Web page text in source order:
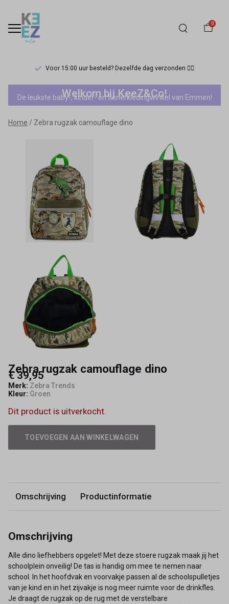
0
Voor 15:00 uur besteld? Dezelfde dag verzonden 🏃‍♀️
Zebra
rugzak
camouflage
Keez&Co
Welkom bij KeeZ&Co!
De leukste baby-, kinder- en tienerkledingwinkel van Emmen!
Home Zebra rugzak camouflage dino
Zebra rugzak camouflage dino
€ 39,95
Merk: Zebra Trends
Kleur: Groen
Dit product is uitverkocht.
TOEVOEGEN AAN WINKELWAGEN
Omschrijving Productinformatie
Omschrijving
Alle dino liefhebbers opgelet! Met deze stoere rugzak maak jij het
schoolplein onveilig! De tas is handig om mee te nemen naar
school. In het hoofdvak en voorvakje passen al de schoolspulletjes
van je kind en in het zijvakje is nog meer ruimte voor de drinkfles.
Je draagt de rugzak op de rug met de verstelbare